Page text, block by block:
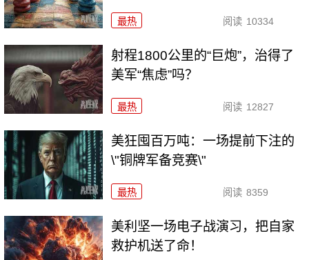
最热 阅读 10334
射程1800公里的“巨炮”，治得了
美军“焦虑”吗？
最热 阅读 12827
美狂囤百万吨：一场提前下注的
\"铜牌军备竞赛\"
最热 阅读 8359
美利坚一场电子战演习，把自家
救护机送了命！